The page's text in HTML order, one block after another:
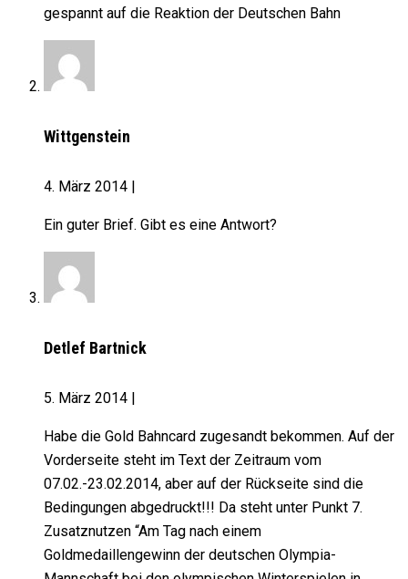
gespannt auf die Reaktion der Deutschen Bahn
Wittgenstein
4. März 2014
Ein guter Brief. Gibt es eine Antwort?
Detlef Bartnick
5. März 2014
Habe die Gold Bahncard zugesandt bekommen. Auf der
Vorderseite steht im Text der Zeitraum vom
07.02.-23.02.2014, aber auf der Rückseite sind die
Bedingungen abgedruckt!!! Da steht unter Punkt 7.
Zusatznutzen “Am Tag nach einem
Goldmedaillengewinn der deutschen Olympia-